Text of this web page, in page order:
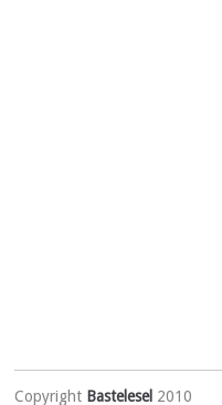
Copyright Bastelesel 2010